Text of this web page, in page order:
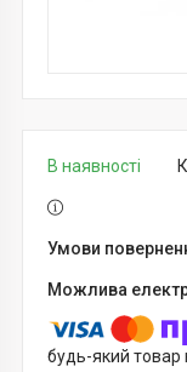
В наявності
будь-який товар